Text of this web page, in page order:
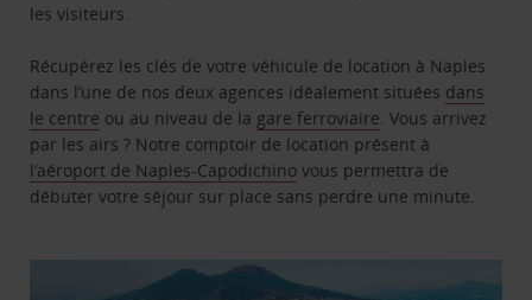
les visiteurs.
Récupérez les clés de votre véhicule de location à Naples
dans l’une de nos deux agences idéalement situées dans
le centre ou au niveau de la gare ferroviaire . Vous arrivez
par les airs ? Notre comptoir de location présent à
l’aéroport de Naples-Capodichino vous permettra de
débuter votre séjour sur place sans perdre une minute.